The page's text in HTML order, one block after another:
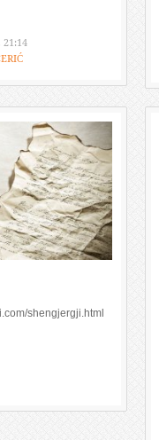
21:14
shengjergji.html